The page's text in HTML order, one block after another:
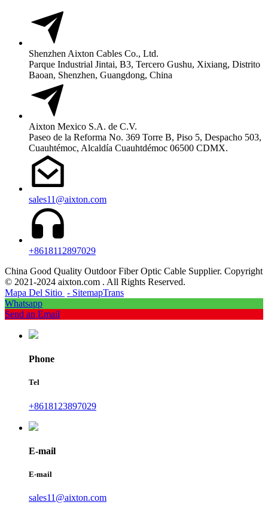
Shenzhen Aixton Cables Co., Ltd.
Parque Industrial Jintai, B3, Tercero Gushu, Xixiang, Distrito
Baoan, Shenzhen, Guangdong, China
Aixton Mexico S.A. de C.V.
Paseo de la Reforma No. 369 Torre B, Piso 5, Despacho 503,
Cuauhtémoc, Alcaldía Cuauhtdémoc 06500 CDMX.
sales11@aixton.com
+8618112897029
China Good Quality Outdoor Fiber Optic Cable Supplier. Copyright
© 2021-2024 aixton.com . All Rights Reserved.
Mapa Del Sitio - SitemapTrans
Whatsapp
Send an Email
Phone
Tel
+8618123897029
E-mail
E-mail
sales11@aixton.com